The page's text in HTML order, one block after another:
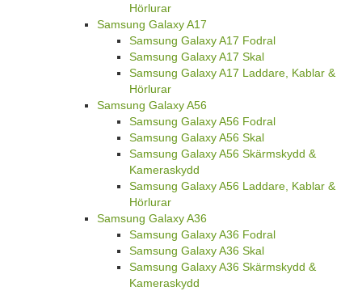
Hörlurar
Samsung Galaxy A17
Samsung Galaxy A17 Fodral
Samsung Galaxy A17 Skal
Samsung Galaxy A17 Laddare, Kablar &
Hörlurar
Samsung Galaxy A56
Samsung Galaxy A56 Fodral
Samsung Galaxy A56 Skal
Samsung Galaxy A56 Skärmskydd &
Kameraskydd
Samsung Galaxy A56 Laddare, Kablar &
Hörlurar
Samsung Galaxy A36
Samsung Galaxy A36 Fodral
Samsung Galaxy A36 Skal
Samsung Galaxy A36 Skärmskydd &
Kameraskydd